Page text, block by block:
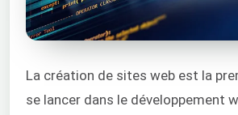
La création de sites web est la
se lancer dans le développement